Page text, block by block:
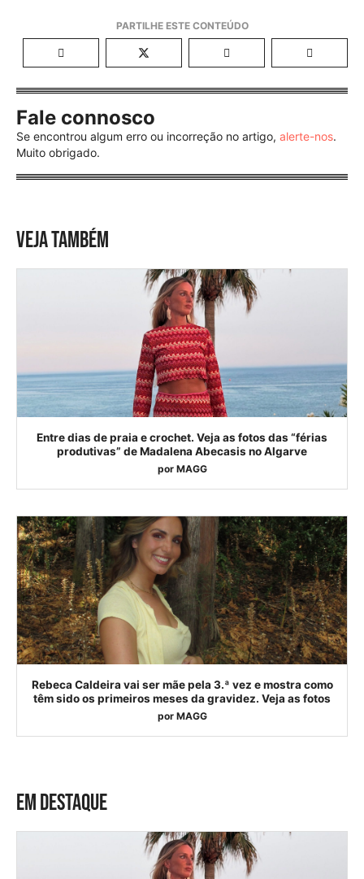
Fale connosco
Se encontrou algum erro ou incorreção no artigo, alerte-nos.
Muito obrigado.
VEJA TAMBÉM
Entre dias de praia e crochet. Veja as fotos das “férias
produtivas” de Madalena Abecasis no Algarve
por MAGG
Rebeca Caldeira vai ser mãe pela 3.ª vez e mostra como
têm sido os primeiros meses da gravidez. Veja as fotos
por MAGG
EM DESTAQUE